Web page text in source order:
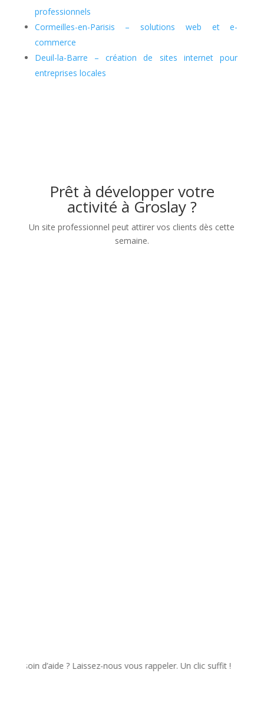
professionnels
Cormeilles-en-Parisis – solutions web et e-
commerce
Deuil-la-Barre – création de sites internet pour
entreprises locales
Prêt à développer votre
activité à Groslay ?
Un site professionnel peut attirer vos clients dès cette
semaine.
d’aide ? Laissez-nous vous rappeler. Un clic suffit !